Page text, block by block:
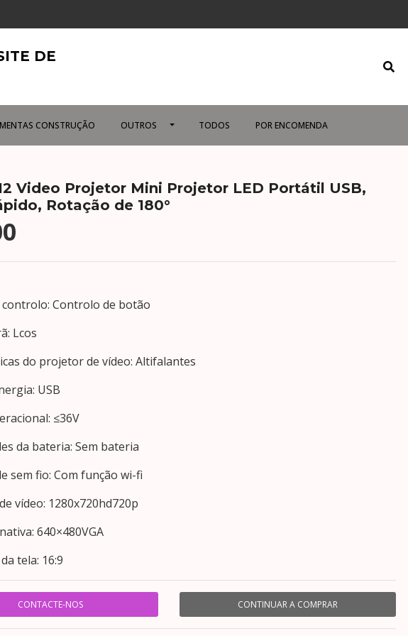
DE
CONSTRUÇÃO OUTROS TODOS POR ENCOMENDA
Video Projetor Mini Projetor LED Portátil USB,
Rotação de 180°
Controlo de botão
Lcos
do projetor de vídeo: Altifalantes
USB
≤36V
da bateria: Sem bateria
sem fio: Com função wi-fi
vídeo: 1280x720hd720p
640×480VGA
tela: 16:9
CONTACTE-NOS CONTINUAR A COMPRAR